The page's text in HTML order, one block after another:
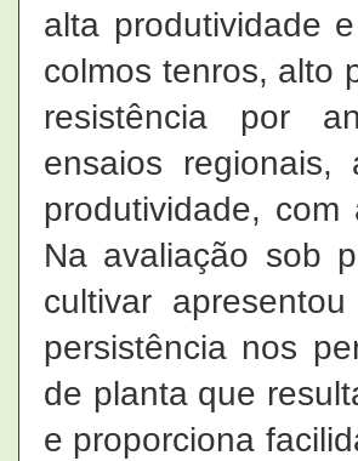
alta produtividade
colmos tenros, alto
resistência por
ensaios regionais,
produtividade,
Na avaliação sob
cultivar
persistência nos
de planta que
e proporciona